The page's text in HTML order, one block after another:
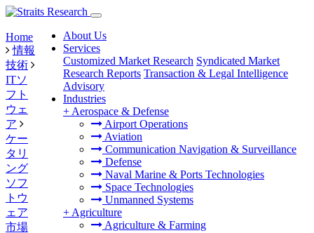
About Us
Services
Customized Market Research Syndicated Market
Research Reports Transaction & Legal Intelligence
Advisory
Industries
+ Aerospace & Defense
Airport Operations
Aviation
Communication Navigation & Surveillance
Defense
Naval Marine & Ports Technologies
Space Technologies
Unmanned Systems
+ Agriculture
Agriculture & Farming
Home
情報
技術
ITソ
フト
ウェ
ア
ケー
タリ
ング
ソフ
トウ
ェア
市場